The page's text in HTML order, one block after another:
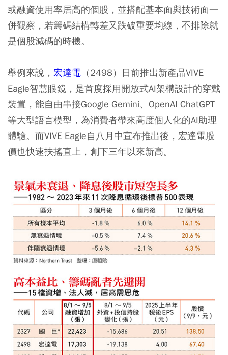
或融資使用率居高的個股，並搭配基本面與技術面一
併觀察，若籌碼結構轉差又跌破重要均線，不排除就
是個股減碼的時機。
舉例來說， 宏達電 （2498）日前推出新產品VIVE
Eagle智慧眼鏡，是首度採用開放式AI架構設計的穿戴
裝置，能自由串接Google Gemini、OpenAI ChatGPT
等大型語言模型，為消費者帶來高度個人化的AI助理
體驗。而VIVE Eagle自八月中宣布推出後，宏達電股
價也快速扶搖直上，創下三年以來新高。